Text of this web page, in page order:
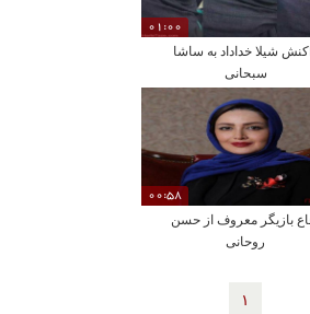
01:00
شیلا خداداد به ساشا
سبحانی
00:58
بازیگر معروف از حسن
روحانی
١